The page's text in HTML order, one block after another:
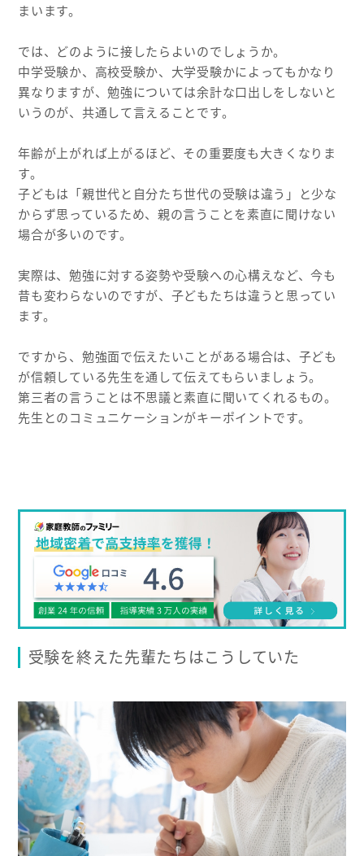
まいます。
では、どのように接したらよいのでしょうか。
中学受験か、高校受験か、大学受験かによってもかなり
異なりますが、勉強については余計な口出しをしないと
いうのが、共通して言えることです。
年齢が上がれば上がるほど、その重要度も大きくなりま
す。
子どもは「親世代と自分たち世代の受験は違う」と少な
からず思っているため、親の言うことを素直に聞けない
場合が多いのです。
実際は、勉強に対する姿勢や受験への心構えなど、今も
昔も変わらないのですが、子どもたちは違うと思ってい
ます。
ですから、勉強面で伝えたいことがある場合は、子ども
が信頼している先生を通して伝えてもらいましょう。
第三者の言うことは不思議と素直に聞いてくれるもの。
先生とのコミュニケーションがキーポイントです。
受験を終えた先輩たちはこうしていた